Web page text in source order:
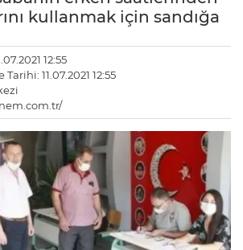
kullanmak için sandığa
12:55
11.07.2021 12:55